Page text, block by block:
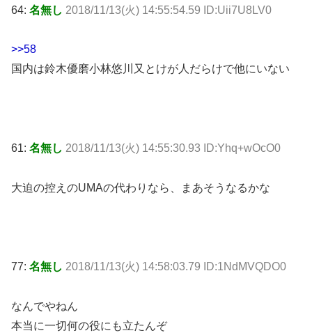
64: 名無し 2018/11/13(火) 14:55:54.59 ID:Uii7U8LV0
>>58
国内は鈴木優磨小林悠川又とけが人だらけで他にいない
61: 名無し 2018/11/13(火) 14:55:30.93 ID:Yhq+wOcO0
大迫の控えのUMAの代わりなら、まあそうなるかな
77: 名無し 2018/11/13(火) 14:58:03.79 ID:1NdMVQDO0
なんでやねん
本当に一切何の役にも立たんぞ